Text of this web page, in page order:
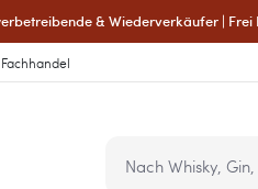
& Wiederverkäufer |